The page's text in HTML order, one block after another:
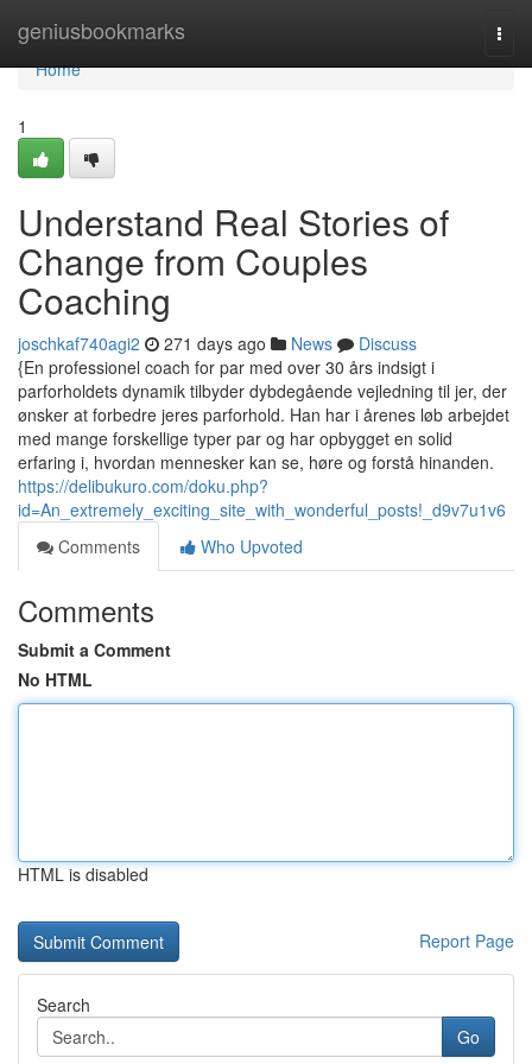
geniusbookmarks
Home
Home
1
Understand Real Stories of
Change from Couples
Coaching
joschkaf740agi2 271 days ago News
Discuss
{En professionel coach for par med over 30 års indsigt i
parforholdets dynamik tilbyder dybdegående vejledning til jer, der
ønsker at forbedre jeres parforhold. Han har i årenes løb arbejdet
med mange forskellige typer par og har opbygget en solid
erfaring i, hvordan mennesker kan se, høre og forstå hinanden.
https://delibukuro.com/doku.php?
id=An_extremely_exciting_site_with_wonderful_posts!_d9v7u1v6
Comments
Who Upvoted
Comments
Submit a Comment
No HTML
HTML is disabled
Report Page
Search
Go